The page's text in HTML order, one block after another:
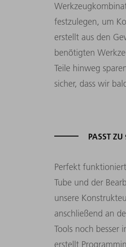
festzulegen, um
erstellt aus den
benötigten
Teile hinweg
sicher, dass wir
PASST
Perfekt
Tube und der
unsere
anschließend an
Tools noch besser
erstellt